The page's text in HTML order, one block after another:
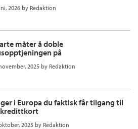
2026 by Redaktion
måter å doble
på
2025by Redaktion
i Europa du faktisk får tilgang til
2025by Redaktion